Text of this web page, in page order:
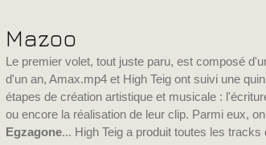
Mazoo
Le premier volet, tout juste paru, est composé
d'un an, Amax.mp4 et High Teig ont suivi une
étapes de création artistique et musicale :
ou encore la réalisation de leur clip. Parmi eux,
Egzagone... High Teig a produit toutes les